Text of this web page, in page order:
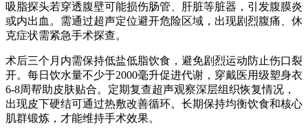
吸脂探头若穿透腹壁可能损伤肠管、肝脏等脏器，引发腹膜炎
或内出血。需通过超声定位避开危险区域，出现剧烈腹痛、休
克症状需紧急手术探查。
术后三个月内需保持低盐低脂饮食，避免剧烈运动防止伤口裂
开。每日饮水量不少于2000毫升促进代谢，穿戴医用级塑身衣
6-8周帮助皮肤贴合。定期复查超声观察深层组织恢复情况，
出现皮下硬结可通过热敷改善循环。长期保持均衡饮食和核心
肌群锻炼，才能维持手术效果。